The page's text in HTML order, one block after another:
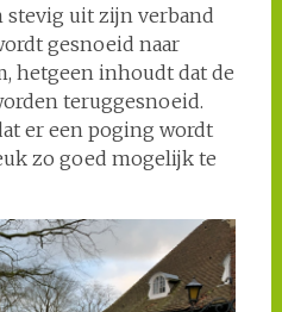
stevig uit zijn verband
gesnoeid naar
hetgeen inhoudt dat de
teruggesnoeid.
er een poging wordt
zo goed mogelijk te